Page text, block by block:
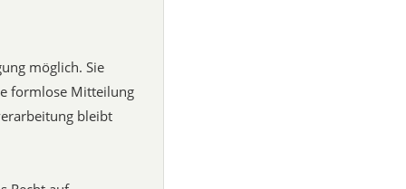
möglich. Sie
formlose Mitteilung
bleibt